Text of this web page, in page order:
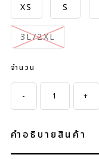
XS S
3L/2XL
จำนวน
- +
คำอธิบายสินค้า